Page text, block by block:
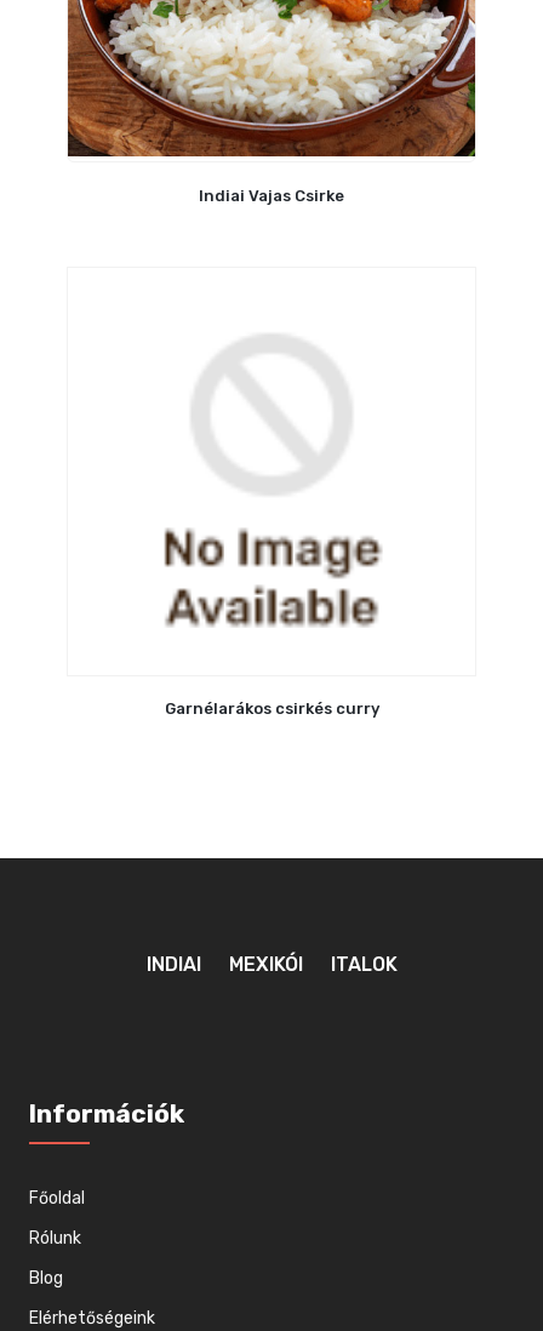
Indiai Vajas Csirke
Garnélarákos csirkés curry
INDIAI MEXIKÓI ITALOK
Információk
Főoldal
Rólunk
Blog
Elérhetőségeink